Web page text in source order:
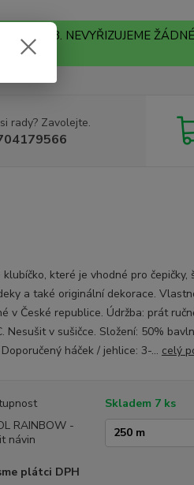
10.8. NEVYŘIZUJEME
rady? Zavolejte.
klubíčko, které je vhodné pro čepičky,
a také originální dekorace.
v České republice. Údržba: prát
Nesušit v sušičce. Složení: 50%
háček / jehlice: 3-... celý
Skladem 7 ks
RAINBOW -
návin
plátci DPH